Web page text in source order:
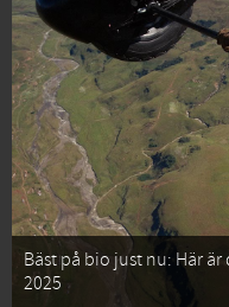
Bäst på bio just nu: Här
2025